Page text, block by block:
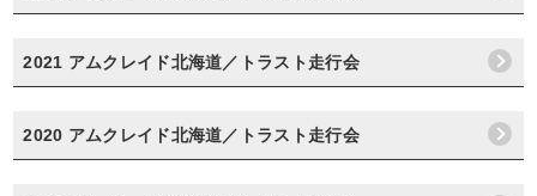
2021 アムクレイド北海道／トラスト走行会
2020 アムクレイド北海道／トラスト走行会